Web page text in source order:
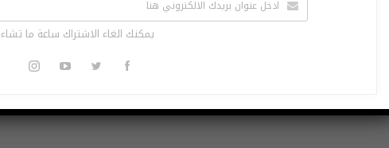
هل قامت آبل بتعديل صورة تيم كوك ووضع سمّاعة AirPods Pro داخل أذنيه؟
الإجتماعية إلا أن مستخدمي تويتر كانوا يتحدّثون حينها عن شيء مختلف تمامًا.
يمكنك الغاء الاشتراك ساعة ما تشاء